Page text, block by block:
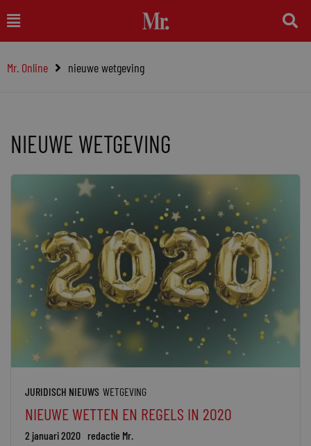
naar
inhoud
Main
Menu
Mr. Online nieuwe wetgeving
NIEUWE WETGEVING
JURIDISCH NIEUWS WETGEVING
NIEUWE WETTEN EN REGELS IN 2020
2 januari 2020 redactie Mr.